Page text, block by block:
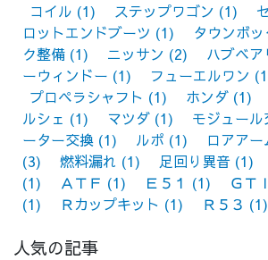
コイル (1) ステップワゴン (1)
ロットエンドブーツ (1) タウンボッ
ク整備 (1) ニッサン (2) ハブベ
ーウィンドー (1) フューエルワン
プロペラシャフト (1) ホンダ (1)
ルシェ (1) マツダ (1) モジュール
ーター交換 (1) ルポ (1) ロアアー
(3)
燃料漏れ (1) 足回り異音 (1)
(1)
ＡＴＦ (1) Ｅ５１ (1) ＧＴＩ
(1)
Ｒカップキット (1) Ｒ５３ (1)
人気の記事